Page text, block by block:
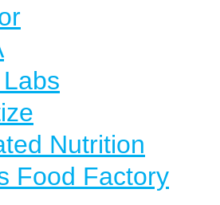
Nutrition
Food Factory